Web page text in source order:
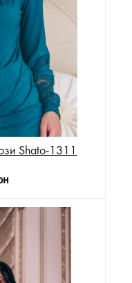
Shato-1311